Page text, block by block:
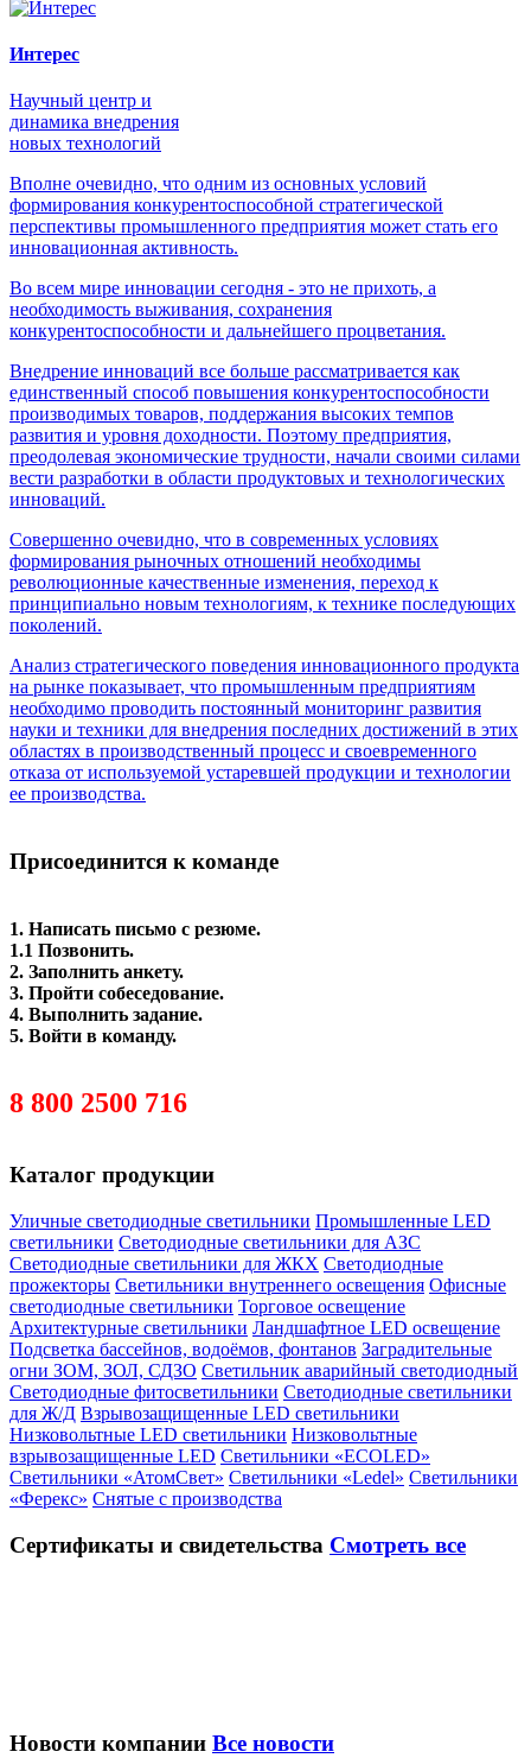
Интерес
Научный центр и
динамика внедрения
новых технологий
Вполне очевидно, что одним из основных условий
формирования конкурентоспособной стратегической
перспективы промышленного предприятия может стать его
инновационная активность.
Во всем мире инновации сегодня - это не прихоть, а
необходимость выживания, сохранения
конкурентоспособности и дальнейшего процветания.
Внедрение инноваций все больше рассматривается как
единственный способ повышения конкурентоспособности
производимых товаров, поддержания высоких темпов
развития и уровня доходности. Поэтому предприятия,
преодолевая экономические трудности, начали своими силами
вести разработки в области продуктовых и технологических
инноваций.
Совершенно очевидно, что в современных условиях
формирования рыночных отношений необходимы
революционные качественные изменения, переход к
принципиально новым технологиям, к технике последующих
поколений.
Анализ стратегического поведения инновационного продукта
на рынке показывает, что промышленным предприятиям
необходимо проводить постоянный мониторинг развития
науки и техники для внедрения последних достижений в этих
областях в производственный процесс и своевременного
отказа от используемой устаревшей продукции и технологии
ее производства.
Присоединится к команде
1. Написать письмо с резюме.
1.1 Позвонить.
2. Заполнить анкету.
3. Пройти собеседование.
4. Выполнить задание.
5. Войти в команду.
8 800 2500 716
Каталог продукции
Уличные светодиодные светильники Промышленные LED
светильники Светодиодные светильники для АЗС
Светодиодные светильники для ЖКХ Светодиодные
прожекторы Светильники внутреннего освещения Офисные
светодиодные светильники Торговое освещение
Архитектурные светильники Ландшафтное LED освещение
Подсветка бассейнов, водоёмов, фонтанов Заградительные
огни ЗОМ, ЗОЛ, СДЗО Светильник аварийный светодиодный
Светодиодные фитосветильники Светодиодные светильники
для Ж/Д Взрывозащищенные LED светильники
Низковольтные LED светильники Низковольтные
взрывозащищенные LED Светильники «ECOLED»
Светильники «АтомСвет» Светильники «Ledel» Светильники
«Ферекс» Снятые с производства
Сертификаты и свидетельства Смотреть все
Новости компании Все новости